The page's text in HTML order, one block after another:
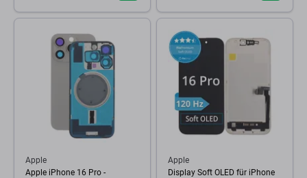
Apple
Apple iPhone 16 Pro -
Apple
Display Soft OLED für iPhone